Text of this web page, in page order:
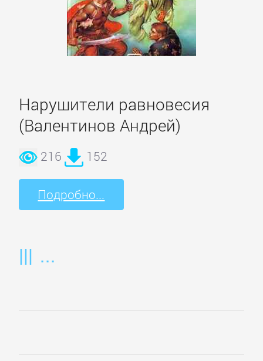
Нарушители равновесия
(Валентинов Андрей)
216 152
Подробно...
ДЕТСКИЕ
КНИГИ
Детская
фантастика
Детские
детективы
приключения
стихи
Зарубежные